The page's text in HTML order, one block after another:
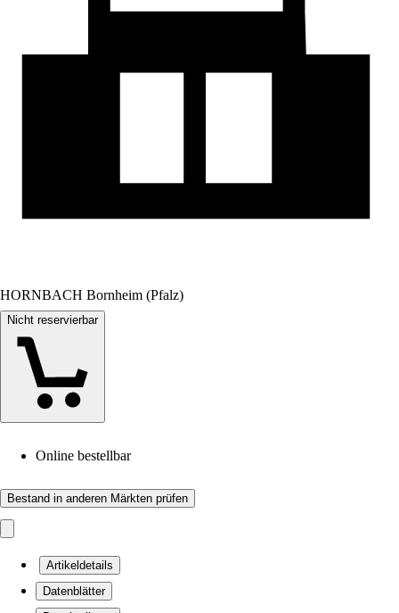
HORNBACH Bornheim (Pfalz)
Nicht reservierbar
Online bestellbar
Bestand in anderen Märkten prüfen
Artikeldetails
Datenblätter